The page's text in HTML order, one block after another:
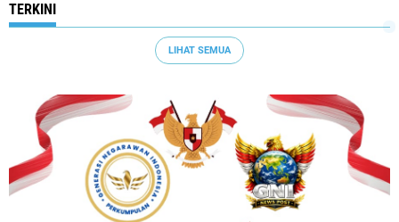
TERKINI
LIHAT SEMUA